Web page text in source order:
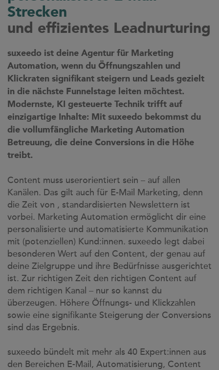
case studies
whitepaper
magazine
contact
Strecken
und effizientes Leadnurturing
suxeedo ist deine Agentur für Marketing
Automation, wenn du Öffnungszahlen und
Klickraten signifikant steigern und Leads gezielt
in die nächste Funnelstage leiten möchtest.
Modernste, KI gesteuerte Technik trifft auf
einzigartige Inhalte: Mit suxeedo bekommst du
die vollumfängliche Marketing Automation
Betreuung, die deine Conversions in die Höhe
treibt.
Content muss userorientiert sein – auf allen
Kanälen. Das gilt auch für E-Mail Marketing, denn
die Zeit von , standardisierten Newslettern ist
vorbei. Marketing Automation ermöglicht dir eine
personalisierte und automatisierte Kommunikation
mit (potenziellen) Kund:innen. suxeedo legt dabei
besonderen Wert auf den Content, der genau auf
deine Zielgruppe und ihre Bedürfnisse ausgerichtet
ist. Zur richtigen Zeit den richtigen Content auf
dem richtigen Kanal – nur so kannst du
überzeugen. Höhere Öffnungs- und Klickzahlen
sowie eine signifikante Steigerung der Conversions
sind das Ergebnis.
suxeedo bündelt mit mehr als 40 Expert:innen aus
den Bereichen E-Mail, Automatisierung, Content